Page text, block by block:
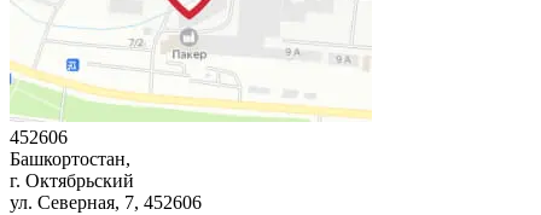
452606
Башкортостан,
г. Октябрьский
ул. Северная, 7, 452606